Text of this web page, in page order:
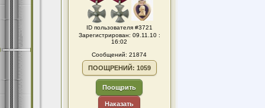
ID пользователя #3721
Зарегистрирован: 09.11.10 :
16:02
Сообщений: 21874
ПООЩРЕНИЙ: 1059
Поощрить
Наказать